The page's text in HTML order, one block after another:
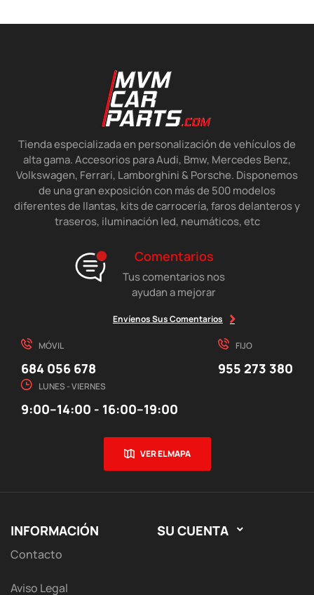
Tienda especializada en personalización de vehículos de
alta gama. Accesorios para Audi, Bmw, Mercedes Benz,
Volkswagen, Ferrari, Lamborghini & Porsche. Disponemos
de una gran exposición con más de 500 modelos
diferentes de llantas, kits de carrocería, faros delanteros y
traseros, iluminación led, neumáticos, etc
Comentarios
Tus comentarios nos
ayudan a mejorar
Envíenos Sus Comentarios
MÓVIL
684 056 678
FIJO
955 273 380
LUNES - VIERNES
9:00–14:00 - 16:00–19:00
VER EL MAPA
INFORMACIÓN
Contacto
Aviso Legal
SU CUENTA 